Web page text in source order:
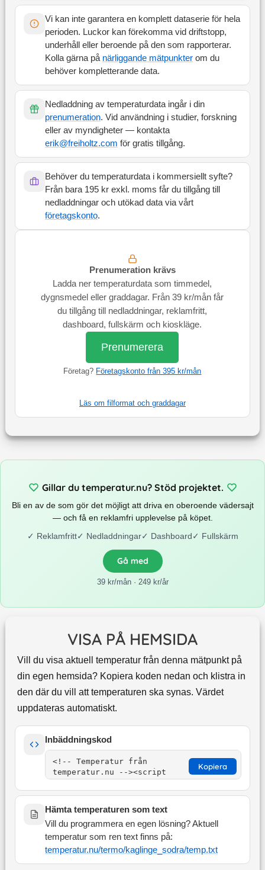
Vi kan inte garantera en komplett dataserie för hela
perioden. Luckor kan förekomma vid driftstopp,
underhåll eller beroende på den som rapporterar.
Kolla gärna på närliggande mätpunkterom du
behöver kompletterande data.
Nedladdning av temperaturdata ingår i din
prenumeration. Vid användning i studier, forskning
eller av myndigheter — kontakta
erik@freiholtz.com för gratis tillgång.
Behöver du temperaturdata i kommersiellt syfte?
Från bara 195 kr exkl. moms får du tillgång till
nedladdningar och utökad data via vårt
företagskonto.
Prenumeration krävs
Ladda ner temperaturdata som timmedel,
dygnsmedel eller graddagar. Från 39 kr/mån får
du tillgång till nedladdningar, reklamfritt,
dashboard, fullskärm och kioskläge.
Prenumerera
Företag? Företagskonto från 395 kr/mån
Läs om filformat och graddagar
Gillar du temperatur.nu? Stöd projektet.
Bli en av de som gör det möjligt att driva en oberoende vädersajt
— och få en reklamfri upplevelse på köpet.
✓ Reklamfritt✓ Nedladdningar✓ Dashboard✓ Fullskärm
Gå med
39 kr/mån · 249 kr/år
VISA PÅ HEMSIDA
Vill du visa aktuell temperatur från denna mätpunkt på
din egen hemsida? Kopiera koden nedan och klistra in
den där du vill att temperaturen ska synas. Värdet
uppdateras automatiskt.
Inbäddningskod
Kopiera
Hämta temperaturen som text
Vill du programmera en egen lösning? Aktuell
temperatur som ren text finns på:
temperatur.nu/termo/kaglinge_sodra/temp.txt